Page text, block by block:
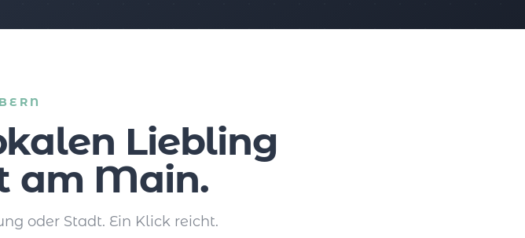
Liebling
am Main.
oder Stadt. Ein Klick reicht.